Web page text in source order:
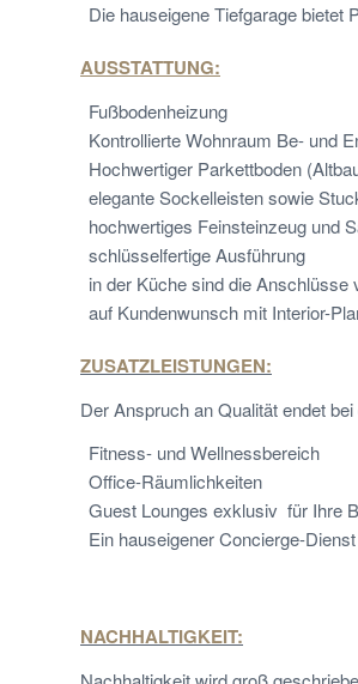
Die hauseigene Tiefgarage bietet
AUSSTATTUNG:
Fußbodenheizung
Kontrollierte Wohnraum Be- und
Hochwertiger Parkettboden
elegante Sockelleisten sowie
hochwertiges Feinsteinzeug und
schlüsselfertige Ausführung
in der Küche sind die Anschlüsse
auf Kundenwunsch mit Interior-
ZUSATZLEISTUNGEN:
Der Anspruch an Qualität endet
Fitness- und Wellnessbereich
Office-Räumlichkeiten
Guest Lounges exklusiv für Ihre
Ein hauseigener Concierge-
NACHHALTIGKEIT: